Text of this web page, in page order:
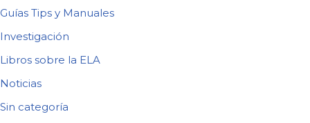
Guías Tips y Manuales
Investigación
Libros sobre la ELA
Noticias
Sin categoría